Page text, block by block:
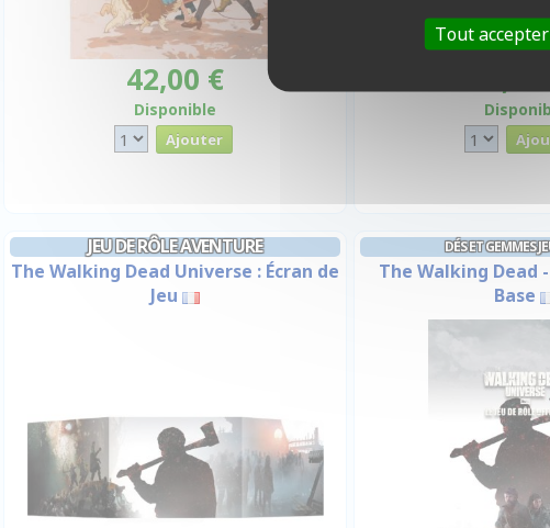
42,00 €
Disponible
JEU DE RÔLE AVENTURE
The Walking Dead Universe : Écran de
Jeu
DÉS ET GEMMES
The Walking Dead
Base
Tout accepter